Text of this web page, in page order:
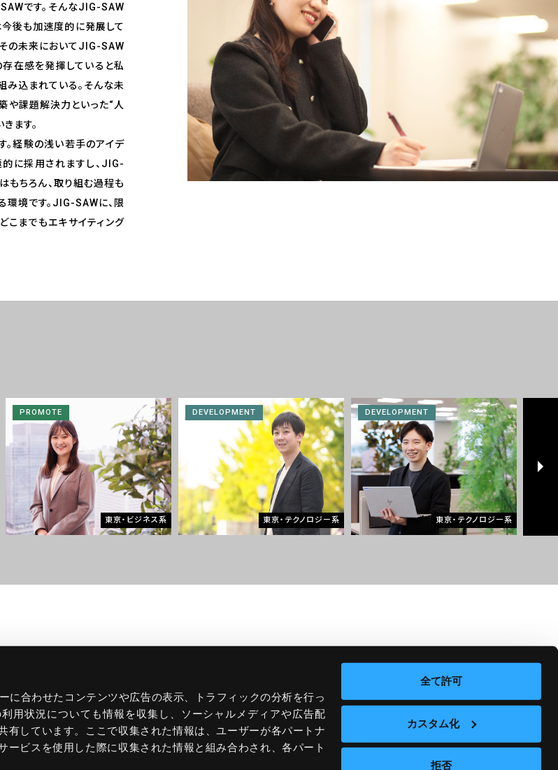
に合わせたコンテンツや広告の表示、トラフィックの分析を行っ
用状況についても情報を収集し、ソーシャルメディアや広告配
有しています。ここで収集された情報は、ユーザーが各パートナ
ービスを使用した際に収集された情報と組み合わされ、各パート
全て許可
カスタム化
拒否
です。そんなJIG-SAW
今後も加速度的に発展して
その未来においてJIG-SAW
存在感を発揮していると私
み込まれている。そんな未
や課題解決力といった“人
ます。
経験の浅い若手のアイデ
に採用されますし、JIG-
もちろん、取り組む過程も
境です。JIG-SAWに、限
こまでもエキサイティング
PROMOTE
東京・ビジネス系
DEVELOPMENT
東京・テクノロジー系
DEVELOPMENT
東京・テクノロジー系
INTERVIEW BUSINESS
SERVICE
ORGANIZATION
COMPANY
HR & CULTURE
OFFICE
NEWS TOPICS ENTRY / SEMINAR